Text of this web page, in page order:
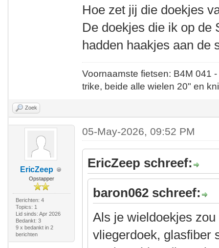
Hoe zet jij die doekjes
De doekjes die ik op de
hadden haakjes aan de
Voornaamste fietsen: B4M
trike, beide alle wielen 20" en
Zoek
EricZeep
Opstapper
Berichten: 4
Topics: 1
Lid sinds: Apr 2026
Bedankt: 3
9 x bedankt in 2
berichten
05-May-2026, 09:52 PM
EricZeep schreef:
baron062 schreef:
Als je wieldoekjes
vliegerdoek, glasfiber